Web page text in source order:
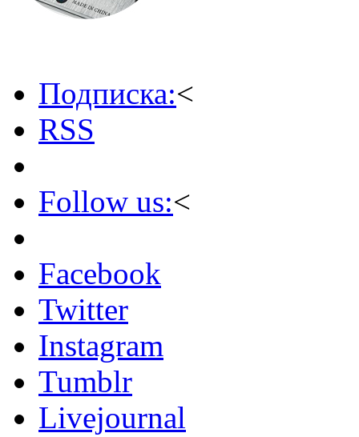
Подписка:<
RSS
Follow us:<
Facebook
Twitter
Instagram
Tumblr
Livejournal